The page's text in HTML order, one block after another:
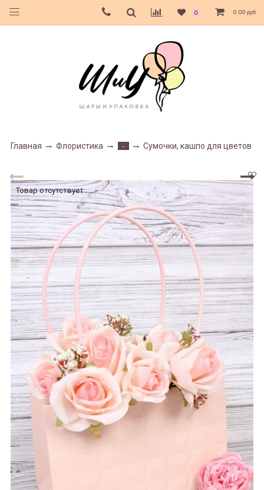
0 0.00 руб
Главная Флористика - Сумочки, кашпо для цветов
Товар отсутствует